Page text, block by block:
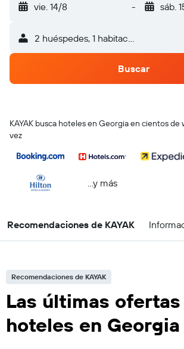
vie. 14/8 - sáb.
2 huéspedes, 1 habitación
Buscar
KAYAK busca hoteles en Georgia en cientos de
vez
...y más
Recomendaciones de KAYAK
Recomendaciones de KAYAK
Las últimas
hoteles en Georgia